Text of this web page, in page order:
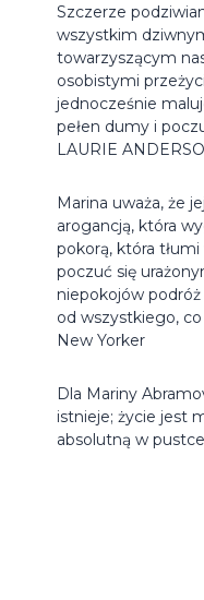
Szczerze
wszystkim
towarzyszącym
osobistymi
jednocześnie
pełen dumy i
LAURIE
Marina uważa, że
arogancją, która
pokorą, która
poczuć się
niepokojów
od wszystkiego,
New Yorker
Dla Mariny
istnieje; życie jest
absolutną w